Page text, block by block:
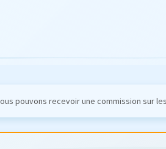
pouvons recevoir une commission sur